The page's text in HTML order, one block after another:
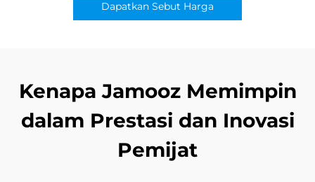
Dapatkan Sebut Harga
Kenapa Jamooz Memimpin
dalam Prestasi dan Inovasi
Pemijat